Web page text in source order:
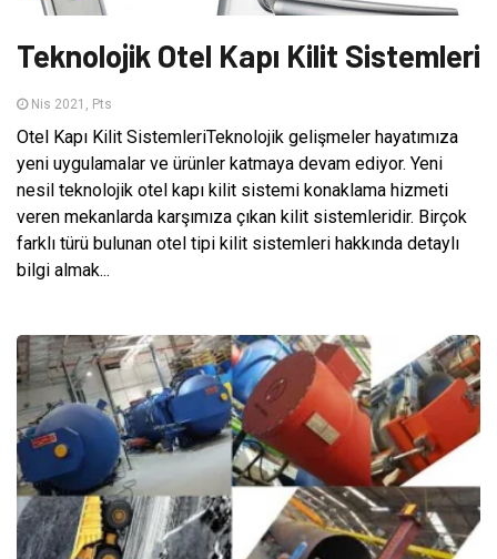
Teknolojik Otel Kapı Kilit Sistemleri
Nis 2021, Pts
Otel Kapı Kilit SistemleriTeknolojik gelişmeler hayatımıza
yeni uygulamalar ve ürünler katmaya devam ediyor. Yeni
nesil teknolojik otel kapı kilit sistemi konaklama hizmeti
veren mekanlarda karşımıza çıkan kilit sistemleridir. Birçok
farklı türü bulunan otel tipi kilit sistemleri hakkında detaylı
bilgi almak...